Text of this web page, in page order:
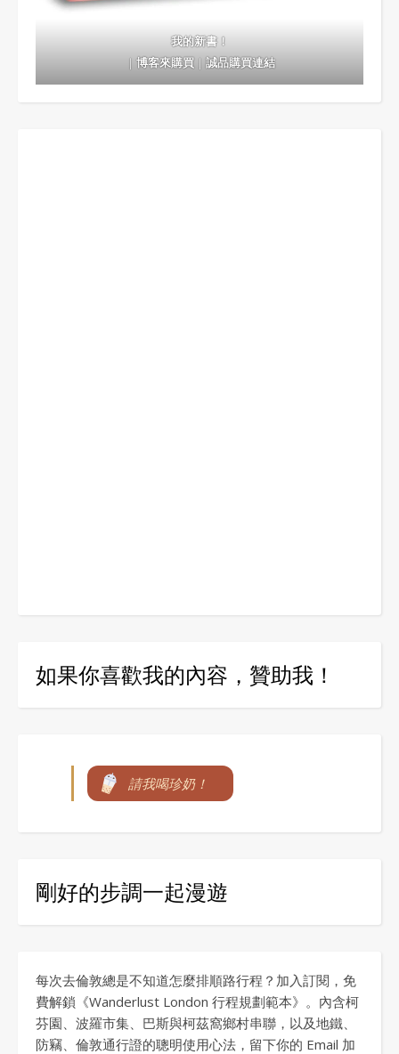
我的新書！
｜博客來購買｜誠品購買連結
如果你喜歡我的內容，贊助我！
請我喝珍奶！
剛好的步調一起漫遊
每次去倫敦總是不知道怎麼排順路行程？加入訂閱，免
費解鎖《Wanderlust London 行程規劃範本》。內含柯
芬園、波羅市集、巴斯與柯茲窩鄉村串聯，以及地鐵、
防竊、倫敦通行證的聰明使用心法，留下你的 Email 加